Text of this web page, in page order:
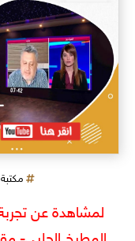
مكتبة
لمشاهدة عن